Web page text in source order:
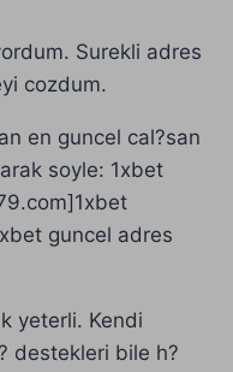
Surekli adres
cozdum.
en guncel cal?san
soyle: 1xbet
guncel adres
yeterli. Kendi
destekleri bile h?